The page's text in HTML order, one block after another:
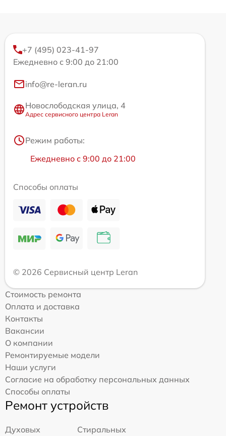
+7 (495) 023-41-97
Ежедневно с 9:00 до 21:00
info@re-leran.ru
Новослободская улица, 4
Адрес сервисного центра Leran
Режим работы:
Ежедневно с 9:00 до 21:00
Способы оплаты
© 2026 Сервисный центр Leran
Стоимость ремонта
Оплата и доставка
Контакты
Вакансии
О компании
Ремонтируемые модели
Наши услуги
Согласие на обработку персональных данных
Способы оплаты
Ремонт устройств
Духовых
Стиральных